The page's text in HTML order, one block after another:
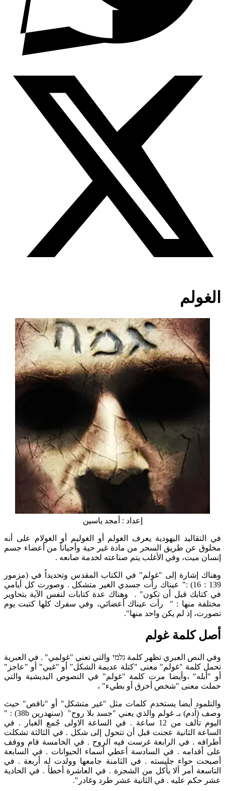
الغولم
إعداد : أمجد ياسين
في التقاليد اليهودية يعرف الغولم أو الغوليم أو الغولام على أنه
مخلوق عن طريق السحر من مادة غير حية وأحياناً من أعضاء جسم
إنسان ميت، وفي الأغلب يتم صناعته لخدمة صانعه .
وهناك إشارة إلى "غولم" في الكتاب المقدس وتحديداً في (مزمور
139 : 16) :" عيناك رأت جسدي الغير متشكل . وصورت كل أيامي
في كتابك قبل أن تكون" . وهناك عدة كتابات لنفس الآية بتحاوير
مختلفة منها : " رأت عيناك أعضائي، وفي سفرك كلها كتبت يوم
تصورت، إذ لم يكن واحد منها".
أصل كلمة غولم
وفي النص العبري تظهر كلمة גלמי والتي تعني "غولمي" . في العبرية
تحمل كلمة "غولم" معنى "كتلة عديمة الشكل" أو "غبي" أو "عاجز"
أو "أبله" ،وأيضا مرت كلمة "غولم" في النصوص اليديشية والتي
حملت معنى "شخص أخرق أو بطيء" ،
والتلمود أيضا يستخدم كلمات مثل "غير متشكل" أو "ناقص" حيث
وصف (آدم) بـ غولم والذي يعني "جسد بلا روح" (سنهدرين 38b) : "
اليوم تألف من 12 ساعة . في الساعة الاولى جُمع الغبار . في
الساعة الثانية عجنت قبل أن تتحول إلى شكل . في الثالثة تشكلت
أطرافه . في الرابعة غرست فيه الروح . في الخامسة قام ووقف
على أقدامه . في السادسة أعطي أسماء الحيوانات . في السابعة
أصبحت حواء جليسته . في الثامنة جامعها وولدت له أربعة . في
التاسعة أمر ألا يأكل من الشجرة . في العاشرة أخطأ . في الحادية
عشر حكم عليه . في الثانية عشر طرد وغادر".